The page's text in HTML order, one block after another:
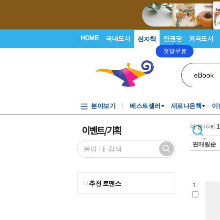
HOME 국내도서 전자책 만권당
첫달무료
외국도서
eBook
분야보기 베스트셀러 새로나온책 이
이벤트/기획
추천 로맨스
이 분야에
판매량순
1.